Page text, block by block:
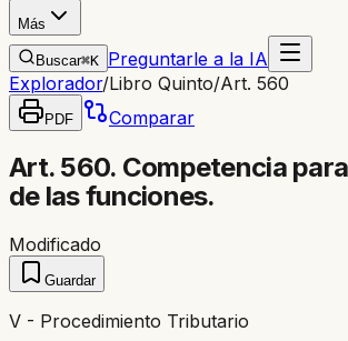
Más
Buscar⌘K Preguntarle a la IA
Explorador/Libro Quinto/Art. 560
PDF Comparar
Art. 560. Competencia
de las funciones.
Modificado
Guardar
V - Procedimiento Tributario